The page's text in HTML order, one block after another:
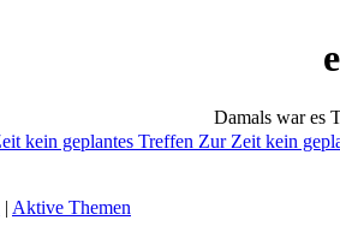
Damals war es
Zur Zeit kein
| Aktive Themen